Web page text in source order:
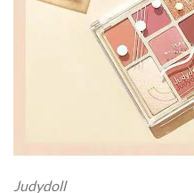
Judydoll